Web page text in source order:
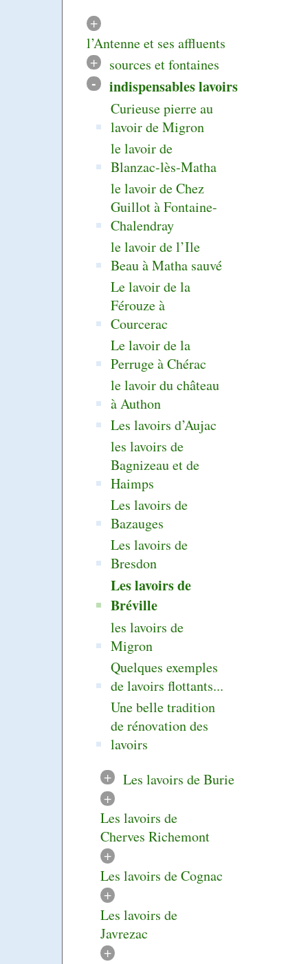
+
l’Antenne et ses affluents
+
sources et fontaines
- indispensables lavoirs
Curieuse pierre au
lavoir de Migron
le lavoir de
Blanzac-lès-Matha
le lavoir de Chez
Guillot à Fontaine-
Chalendray
le lavoir de l’Ile
Beau à Matha sauvé
Le lavoir de la
Férouze à
Courcerac
Le lavoir de la
Perruge à Chérac
le lavoir du château
à Authon
Les lavoirs d’Aujac
les lavoirs de
Bagnizeau et de
Haimps
Les lavoirs de
Bazauges
Les lavoirs de
Bresdon
Les lavoirs de
Bréville
les lavoirs de
Migron
Quelques exemples
de lavoirs flottants...
Une belle tradition
de rénovation des
lavoirs
+
Les lavoirs de Burie
+
Les lavoirs de
Cherves Richemont
+
Les lavoirs de Cognac
+
Les lavoirs de
Javrezac
+